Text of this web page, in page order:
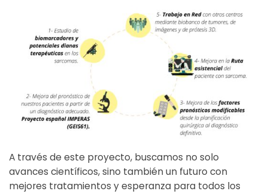
A través de este proyecto, buscamos no solo
avances científicos, sino también un futuro con
mejores tratamientos y esperanza para todos los